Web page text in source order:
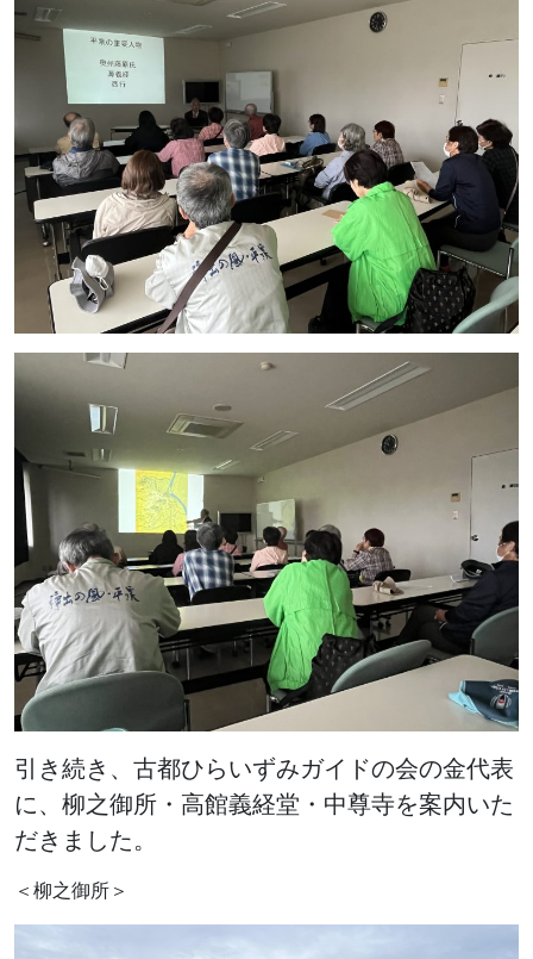
引き続き、古都ひらいずみガイドの会の金代表
に、柳之御所・高館義経堂・中尊寺を案内いた
だきました。
＜柳之御所＞